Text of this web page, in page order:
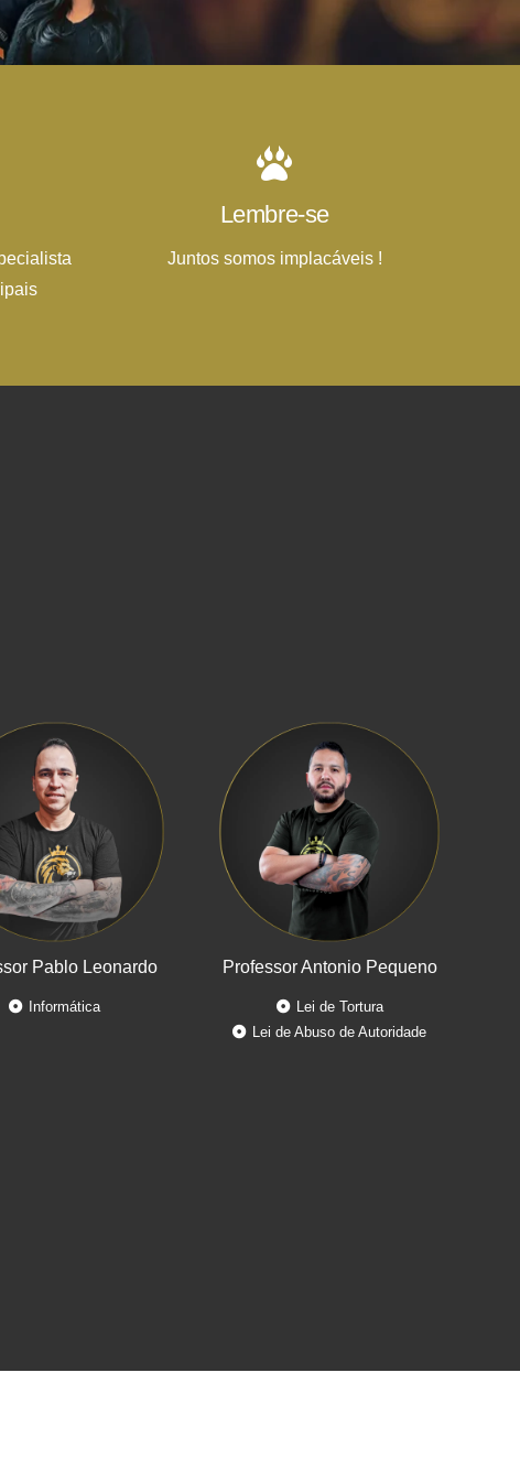
Lembre-se
Juntos somos implacáveis !
Pablo Leonardo
Informática
Professor Antonio Pequeno
Lei de Tortura
Lei de Abuso de Autoridade